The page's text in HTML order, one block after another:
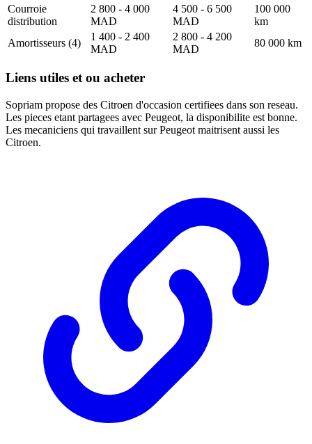
Courroie
distribution
2 800 - 4 000
MAD
4 500 - 6 500
MAD
100 000
km
Amortisseurs (4)
1 400 - 2 400
MAD
2 800 - 4 200
MAD
80 000 km
Liens utiles et ou acheter
Sopriam propose des Citroen d'occasion certifiees dans son reseau.
Les pieces etant partagees avec Peugeot, la disponibilite est bonne.
Les mecaniciens qui travaillent sur Peugeot maitrisent aussi les
Citroen.